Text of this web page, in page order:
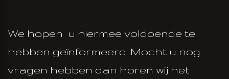
We hopen u hiermee voldoende te
hebben geïnformeerd. Mocht u nog
vragen hebben dan horen wij het